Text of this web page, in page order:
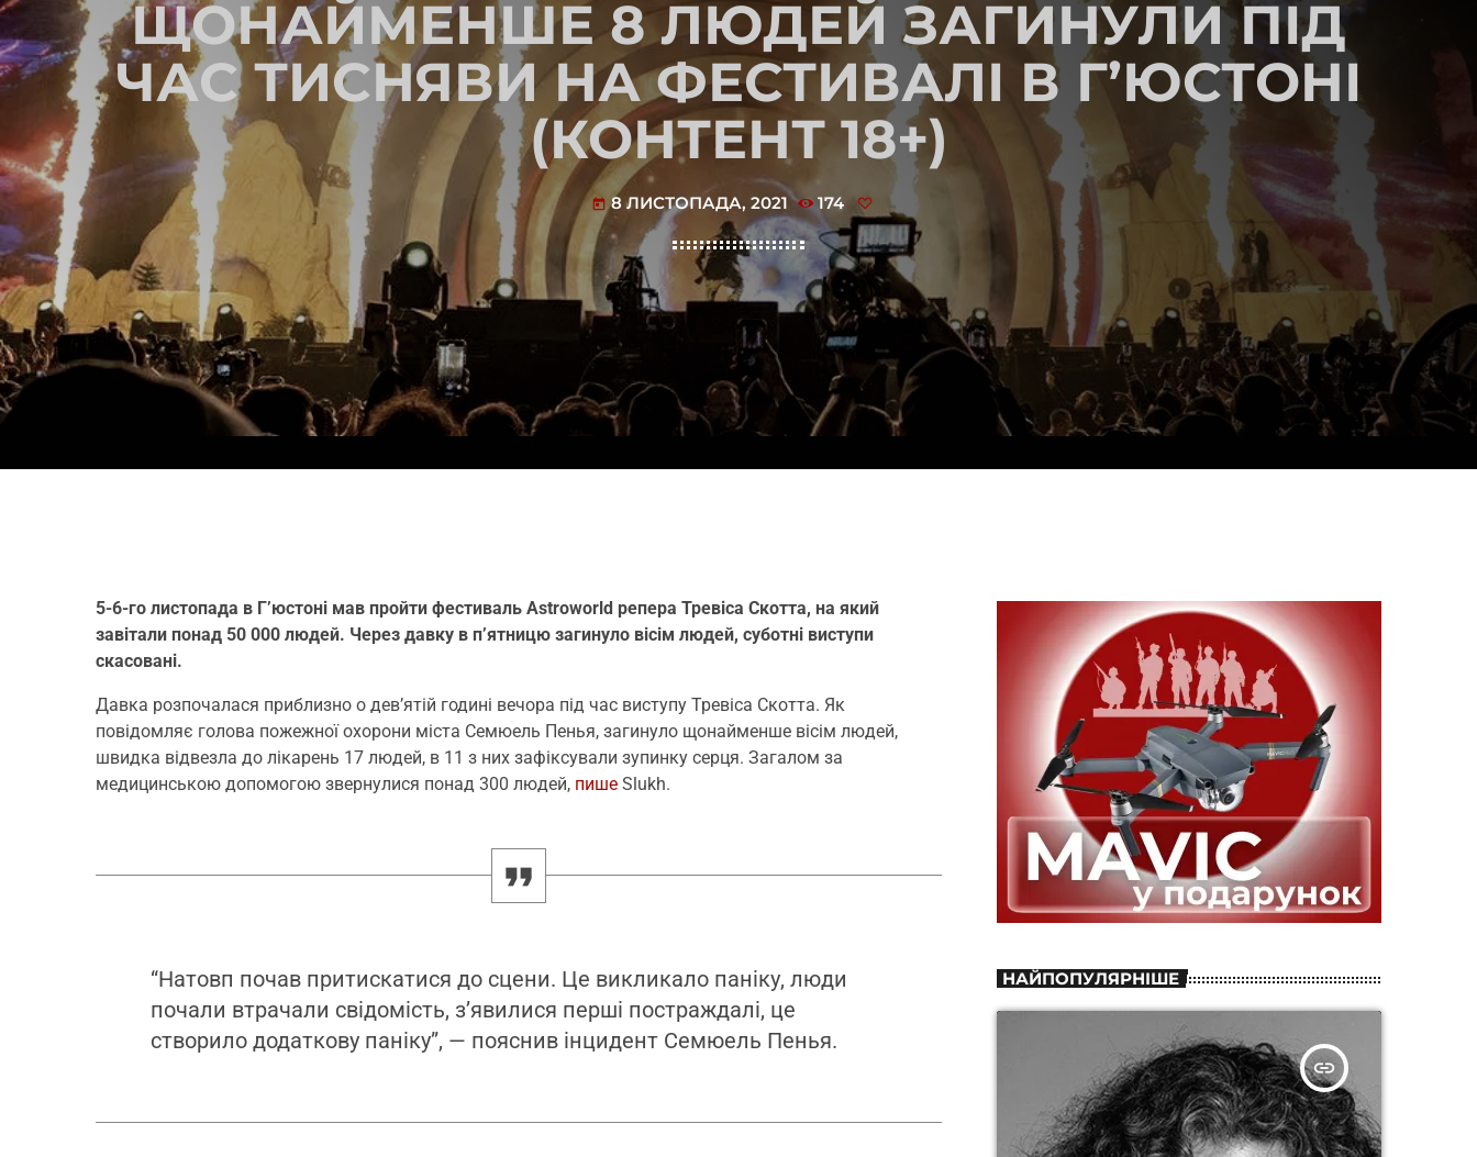
ЩОНАЙМЕНШЕ 8 ЛЮДЕЙ ЗАГИНУЛИ ПІД
ЧАС ТИСНЯВИ НА ФЕСТИВАЛІ В Г’ЮСТОНІ
(КОНТЕНТ 18+)
today 8 ЛИСТОПАДА, 2021 174
5-6-го листопада в Г’юстоні мав пройти фестиваль Astroworld репера Тревіса Скотта, на який
завітали понад 50 000 людей. Через давку в п’ятницю загинуло вісім людей, суботні виступи
скасовані.
Давка розпочалася приблизно о дев’ятій годині вечора під час виступу Тревіса Скотта. Як
повідомляє голова пожежної охорони міста Семюель Пенья, загинуло щонайменше вісім людей,
швидка відвезла до лікарень 17 людей, в 11 з них зафіксували зупинку серця. Загалом за
медицинською допомогою звернулися понад 300 людей, пише Slukh.
“Натовп почав притискатися до сцени. Це викликало паніку, люди
почали втрачали свідомість, з’явилися перші постраждалі, це
створило додаткову паніку”, — пояснив інцидент Семюель Пенья.
НАЙПОПУЛЯРНІШЕ
insert_link